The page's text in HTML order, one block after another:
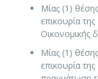
Μίας (1)
επικουρία
Οικονομικής
Μίας (1)
επικουρία